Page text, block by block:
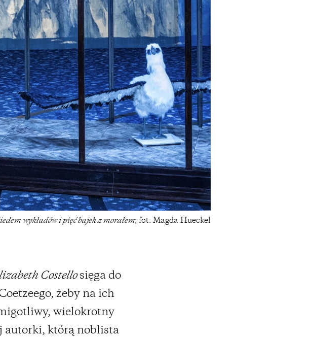
wykładów i pięć bajek z morałem; fot. Magda Hueckel
Costellosięga do
żeby na ich
wielokrotny
autorki, którą noblista